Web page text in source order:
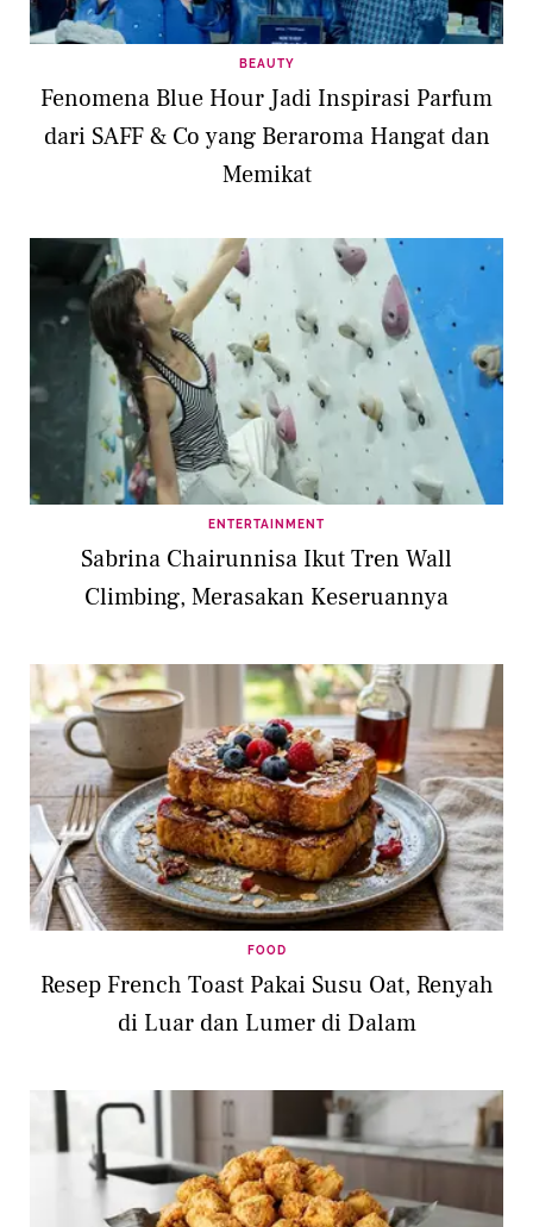
BEAUTY
Fenomena Blue Hour Jadi Inspirasi Parfum
dari SAFF & Co yang Beraroma Hangat dan
Memikat
ENTERTAINMENT
Sabrina Chairunnisa Ikut Tren Wall
Climbing, Merasakan Keseruannya
FOOD
Resep French Toast Pakai Susu Oat, Renyah
di Luar dan Lumer di Dalam